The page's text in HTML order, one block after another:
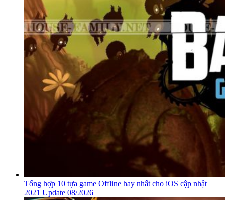
Tổng hợp 10 tựa game Offline hay nhất cho iOS cập nhật
2021 Update 08/2026